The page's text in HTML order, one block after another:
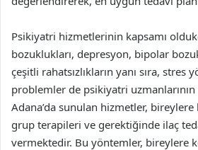
Psikiyatri hizmetlerinin kapsamı
bozuklukları, depresyon, bipolar
çeşitli rahatsızlıkların yanı sıra,
problemler de psikiyatri uzmanlarının
Adana’da sunulan hizmetler,
grup terapileri ve gerektiğinde ilaç
vermektedir. Bu yöntemler, bireylere